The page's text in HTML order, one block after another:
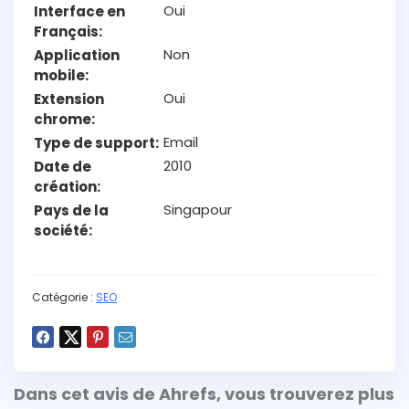
Interface en
Français
Oui
Application
mobile
Non
Extension
chrome
Oui
Type de support Email
Date de
création
2010
Pays de la
société
Singapour
Catégorie : SEO
Dans cet avis de Ahrefs, vous trouverez plus